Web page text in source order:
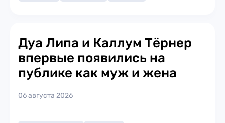
Дуа Липа и Каллум Тёрнер
впервые появились на
публике как муж и жена
06 августа 2026